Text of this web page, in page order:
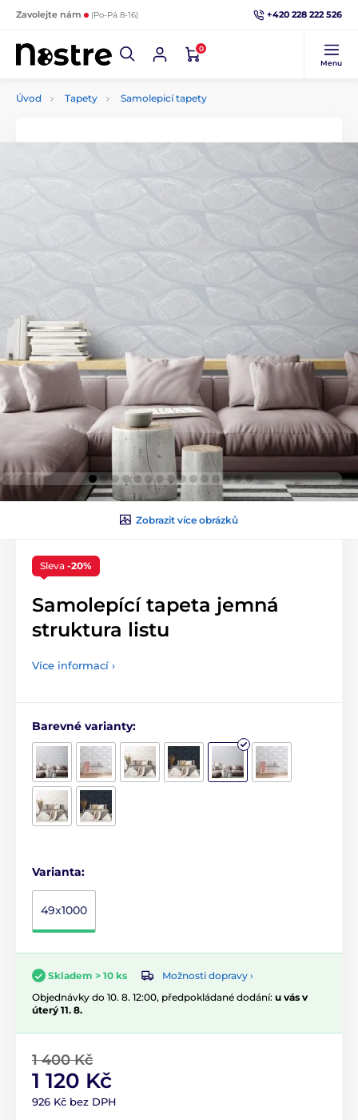
Zavolejte nám (Po-Pá 8-16) +420 228 222 526
0
Menu
Úvod Tapety Samolepicí tapety
Zobrazit více obrázků
Sleva -20%
Samolepící tapeta jemná
struktura listu
Více informací ›
Barevné varianty:
Varianta:
49x1000
Skladem > 10 ks
Možnosti dopravy ›
Objednávky do 10. 8. 12:00, předpokládané dodání: u vás v
úterý 11. 8.
1 400 Kč
1 120 Kč
926 Kč bez DPH